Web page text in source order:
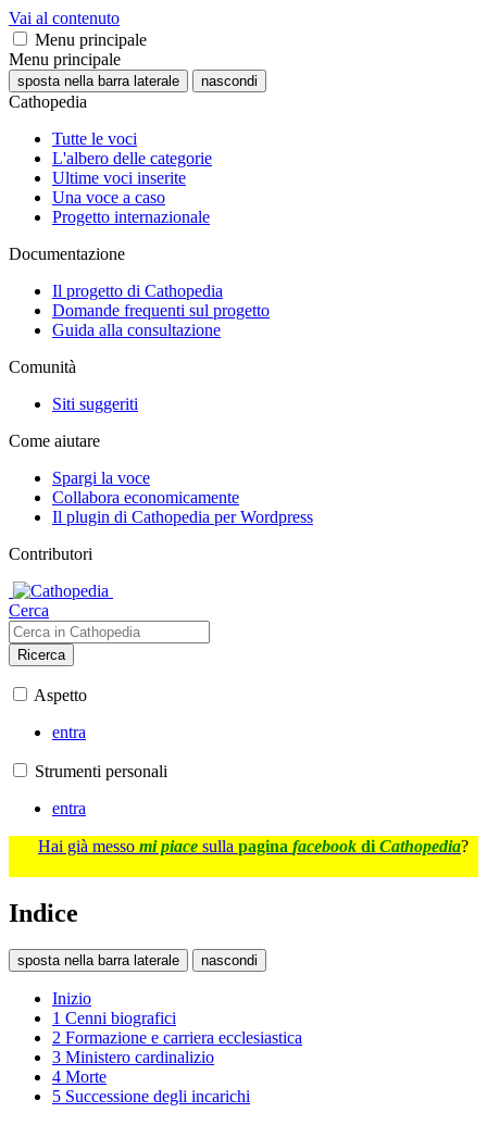
Vai al contenuto
Menu principale
Menu principale
sposta nella barra laterale nascondi
Cathopedia
Tutte le voci
L'albero delle categorie
Ultime voci inserite
Una voce a caso
Progetto internazionale
Documentazione
Il progetto di Cathopedia
Domande frequenti sul progetto
Guida alla consultazione
Comunità
Siti suggeriti
Come aiutare
Spargi la voce
Collabora economicamente
Il plugin di Cathopedia per Wordpress
Contributori
Cerca
Ricerca
Aspetto
entra
Strumenti personali
entra
Hai già messo mi piace sulla pagina facebook di Cathopedia?
Indice
sposta nella barra laterale nascondi
Inizio
1 Cenni biografici
2 Formazione e carriera ecclesiastica
3 Ministero cardinalizio
4 Morte
5 Successione degli incarichi